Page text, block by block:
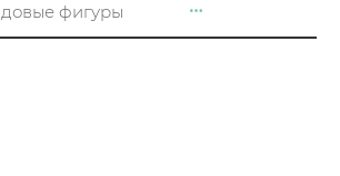
фигуры